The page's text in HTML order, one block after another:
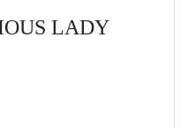
LADY